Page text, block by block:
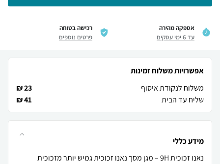
אספקה מהירה
עד 6 ימי עסקים
רכישה בטוחה
פרטים נוספים
אפשרויות משלוח זמינות
משלוח לנקודת איסוף
23 ₪
שליח עד הבית
41 ₪
מידע כללי
נאנו זכוכית 9H – מגן מסך נאנו זכוכית גמיש יותר מזכוכית